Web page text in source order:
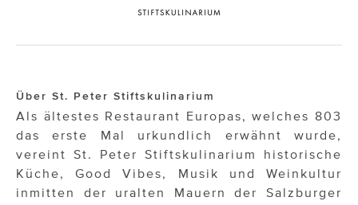
Über St. Peter Stiftskulinarium
Als ältestes Restaurant Europas, welches 803
das erste Mal urkundlich erwähnt wurde,
vereint St. Peter Stiftskulinarium historische
Küche, Good Vibes, Musik und Weinkultur
inmitten der uralten Mauern der Salzburger